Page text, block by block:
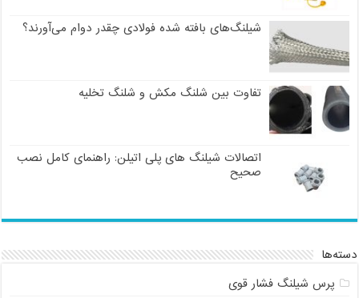
شیلنگ‌های بافته شده فولادی چقدر دوام می‌آورند؟
تفاوت بین شلنگ مکش و شلنگ تخلیه
اتصالات شیلنگ های پلی اتیلن: راهنمای کامل نصب
صحیح
دسته‌ها
پرس شیلنگ فشار قوی